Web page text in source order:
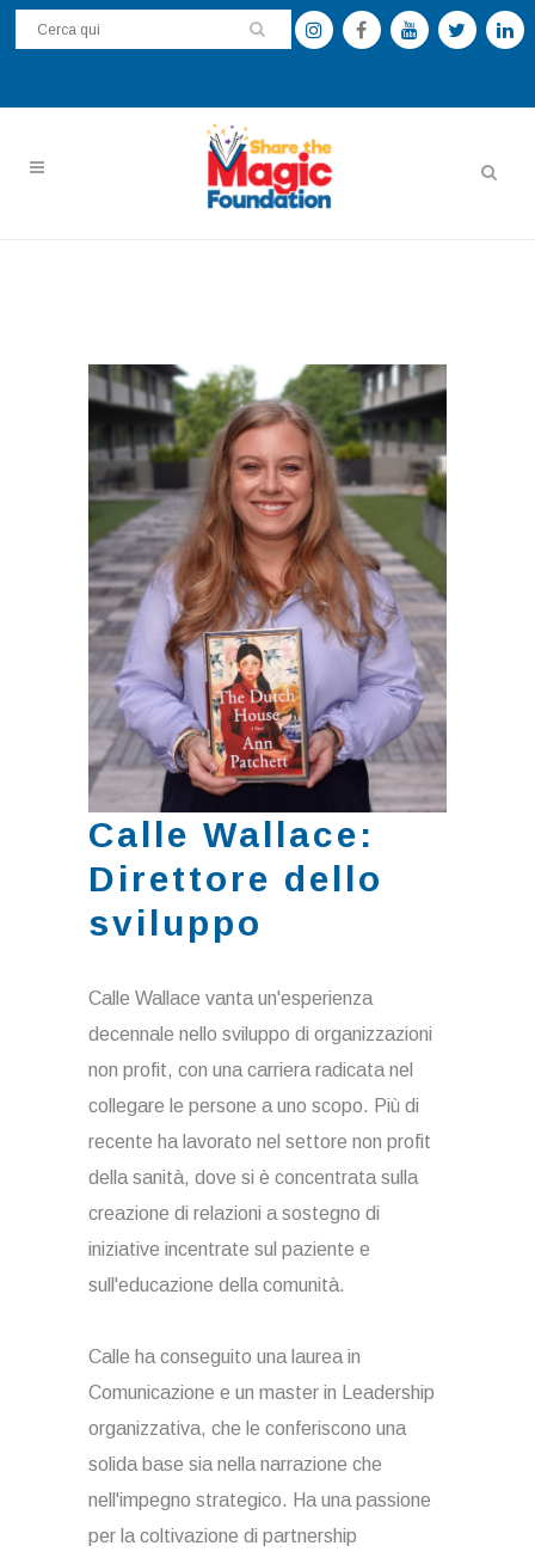
Calle Wallace:
Direttore dello
sviluppo
Calle Wallace vanta un'esperienza
decennale nello sviluppo di organizzazioni
non profit, con una carriera radicata nel
collegare le persone a uno scopo. Più di
recente ha lavorato nel settore non profit
della sanità, dove si è concentrata sulla
creazione di relazioni a sostegno di
iniziative incentrate sul paziente e
sull'educazione della comunità.
Calle ha conseguito una laurea in
Comunicazione e un master in Leadership
organizzativa, che le conferiscono una
solida base sia nella narrazione che
nell'impegno strategico. Ha una passione
per la coltivazione di partnership